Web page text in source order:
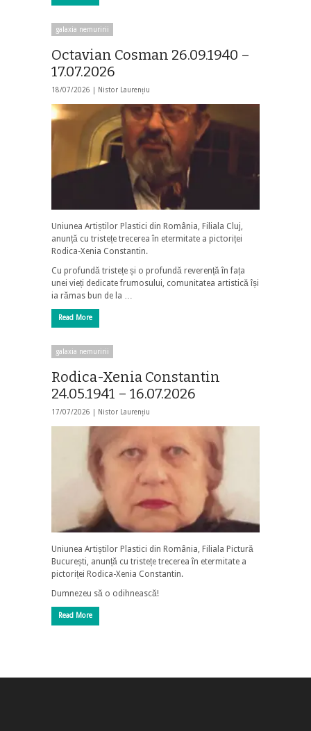
galaxia nemuririi
Octavian Cosman 26.09.1940 –
17.07.2026
18/07/2026 | Nistor Laurențiu
Uniunea Artiștilor Plastici din România, Filiala Cluj,
anunță cu tristețe trecerea în etermitate a pictoriței
Rodica-Xenia Constantin.
Cu profundă tristețe și o profundă reverență în fața
unei vieți dedicate frumosului, comunitatea artistică își
ia rămas bun de la …
Read More
galaxia nemuririi
Rodica-Xenia Constantin
24.05.1941 – 16.07.2026
17/07/2026 | Nistor Laurențiu
Uniunea Artiștilor Plastici din România, Filiala Pictură
București, anunță cu tristețe trecerea în etermitate a
pictoriței Rodica-Xenia Constantin.
Dumnezeu să o odihnească!
Read More